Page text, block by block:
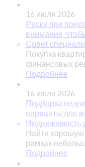
16 июля 2026
Риски при
внимание,
Совет
Покупка
финансовых
Подробнее
16 июля 2026
Подборка
варианты для
Недвижимость
Найти хорошую
рамках
Подробнее